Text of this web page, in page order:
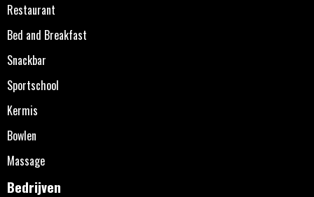
Restaurant
Bed and Breakfast
Snackbar
Sportschool
Kermis
Bowlen
Massage
Bedrijven